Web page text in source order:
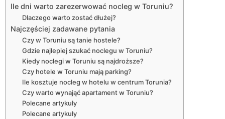
Ile dni warto zarezerwować nocleg w Toruniu?
Dlaczego warto zostać dłużej?
Najczęściej zadawane pytania
Czy w Toruniu są tanie hostele?
Gdzie najlepiej szukać noclegu w Toruniu?
Kiedy noclegi w Toruniu są najdroższe?
Czy hotele w Toruniu mają parking?
Ile kosztuje nocleg w hotelu w centrum Torunia?
Czy warto wynająć apartament w Toruniu?
Polecane artykuły
Polecane artykuły